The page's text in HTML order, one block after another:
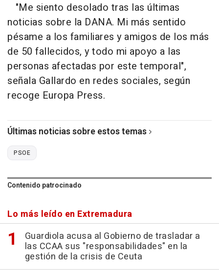
"Me siento desolado tras las últimas
noticias sobre la DANA. Mi más sentido
pésame a los familiares y amigos de los más
de 50 fallecidos, y todo mi apoyo a las
personas afectadas por este temporal",
señala Gallardo en redes sociales, según
recoge Europa Press.
Últimas noticias sobre estos temas
PSOE
Contenido patrocinado
Lo más leído en Extremadura
Guardiola acusa al Gobierno de trasladar a
las CCAA sus "responsabilidades" en la
gestión de la crisis de Ceuta